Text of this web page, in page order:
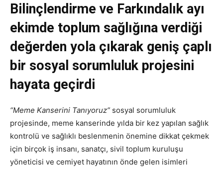
Bilinçlendirme ve Farkındalık ayı
ekimde toplum sağlığına verdiği
değerden yola çıkarak geniş çaplı
bir sosyal sorumluluk projesini
hayata geçirdi
“Meme Kanserini Tanıyoruz” sosyal sorumluluk
projesinde, meme kanserinde yılda bir kez yapılan sağlık
kontrolü ve sağlıklı beslenmenin önemine dikkat çekmek
için birçok iş insanı, sanatçı, sivil toplum kuruluşu
yöneticisi ve cemiyet hayatının önde gelen isimleri